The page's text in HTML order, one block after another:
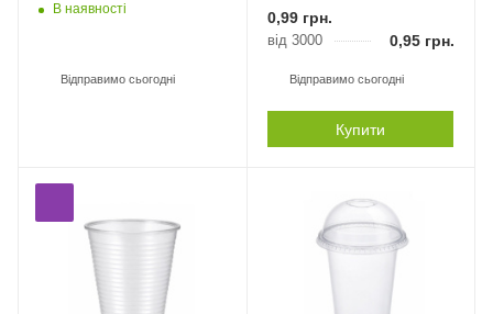
В наявності
Відправимо сьогодні
0,99грн.
від 3000 0,95 грн.
Відправимо сьогодні
Купити